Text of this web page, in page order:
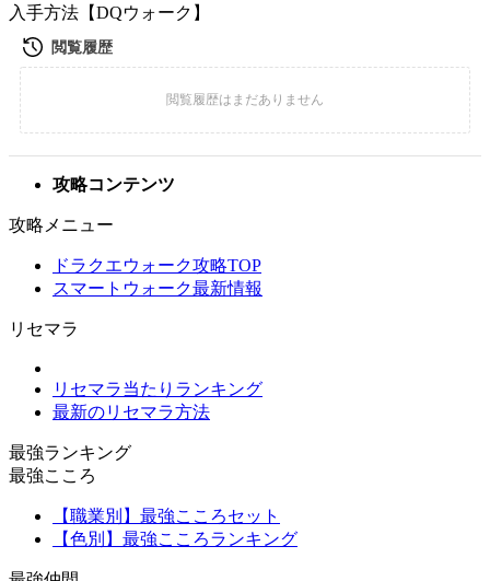
入手方法【DQウォーク】
攻略コンテンツ
攻略メニュー
ドラクエウォーク攻略TOP
スマートウォーク最新情報
リセマラ
リセマラ当たりランキング
最新のリセマラ方法
最強ランキング
最強こころ
【職業別】最強こころセット
【色別】最強こころランキング